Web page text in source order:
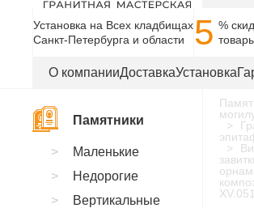
Установка на Всех кладбищах
Санкт-Петербурга и области
5 %
О компанииДоставкаУстановка
XV.051
Памятники
Маленькие
Недорогие
Вертикальные